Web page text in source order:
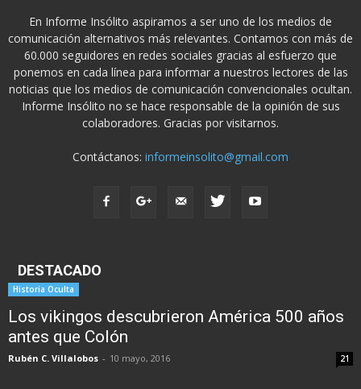
En Informe Insólito aspiramos a ser uno de los medios de
comunicación alternativos más relevantes. Contamos con más de
60.000 seguidores en redes sociales gracias al esfuerzo que
ponemos en cada línea para informar a nuestros lectores de las
noticias que los medios de comunicación convencionales ocultan.
Informe Insólito no se hace responsable de la opinión de sus
colaboradores. Gracias por visitarnos.
Contáctanos: informeinsolito@gmail.com
DESTACADO
Historia Oculta
Los vikingos descubrieron América 500 años
antes que Colón
Rubén C. Villalobos - 10 mayo, 2016 21